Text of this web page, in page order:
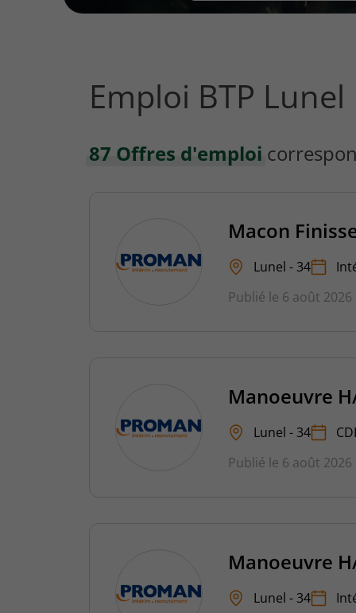
vous
Emploi BTP Lunel
87 Offres d'emploi
Macon
Lunel - 34
Publié le 6 août 2026
Manoeuvre
Lunel - 34 CDI
Publié le 6 août 2026
Manoeuvre
Lunel - 34